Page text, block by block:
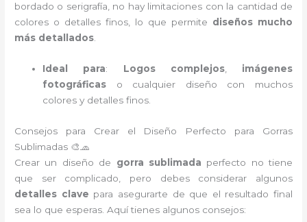
bordado o serigrafía, no hay limitaciones con la cantidad de
colores o detalles finos, lo que permite diseños mucho
más detallados
Ideal para: Logos complejos, imágenes
fotográficas o cualquier diseño con muchos
colores y detalles finos.
Consejos para Crear el Diseño Perfecto para Gorras
Sublimadas 🎨🧢
Crear un diseño de gorra sublimada perfecto no tiene
que ser complicado, pero debes considerar algunos
detalles clave para asegurarte de que el resultado final
sea lo que esperas. Aquí tienes algunos consejos: